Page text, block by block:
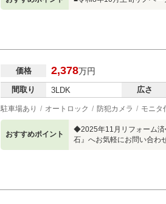
価格 2,378万円
間取り 3LDK 広さ
駐車場あり オートロック 防犯カメラ モニタ
おすすめポイント
◆2025年11月リフォーム
石』へお気軽にお問い合わ